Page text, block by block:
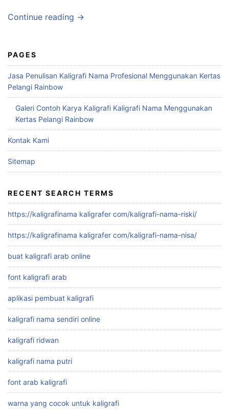
Continue reading →
PAGES
Jasa Penulisan Kaligrafi Nama Profesional Menggunakan Kertas
Pelangi Rainbow
Galeri Contoh Karya Kaligrafi Kaligrafi Nama Menggunakan
Kertas Pelangi Rainbow
Kontak Kami
Sitemap
RECENT SEARCH TERMS
https://kaligrafinama kaligrafer com/kaligrafi-nama-riski/
https://kaligrafinama kaligrafer com/kaligrafi-nama-nisa/
buat kaligrafi arab online
font kaligrafi arab
aplikasi pembuat kaligrafi
kaligrafi nama sendiri online
kaligrafi ridwan
kaligrafi nama putri
font arab kaligrafi
warna yang cocok untuk kaligrafi